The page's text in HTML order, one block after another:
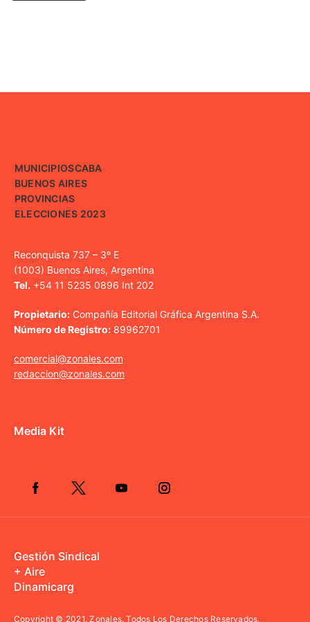
MUNICIPIOSCABA
BUENOS AIRES
PROVINCIAS
ELECCIONES 2023
Reconquista 737 – 3º E
(1003) Buenos Aires, Argentina
Tel. +54 11 5235 0896 Int 202
Propietario: Compañía Editorial Gráfica Argentina S.A.
Número de Registro: 89962701
comercial@zonales.com
redaccion@zonales.com
Media Kit
Gestión Sindical
+ Aire
Dinamicarg
Copyright © 2021.Zonales. Todos Los Derechos Reservados.